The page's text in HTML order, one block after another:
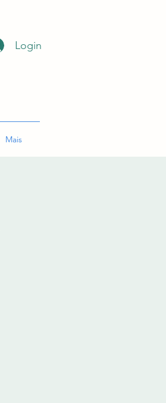
Login
Mais